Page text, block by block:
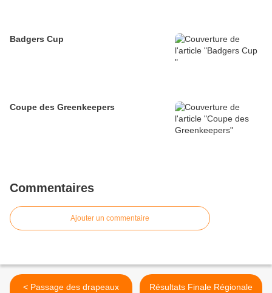
Badgers Cup
Coupe des Greenkeepers
Commentaires
Ajouter un commentaire
< Passage des drapeaux
Résultats Finale Régionale